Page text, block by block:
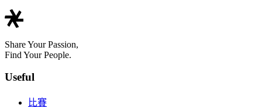
Share Your Passion,
Find Your People.
Useful
比賽